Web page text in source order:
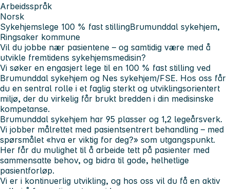
Arbeidsspråk
Norsk
Sykehjemslege 100 % fast stillingBrumunddal sykehjem,
Ringsaker kommune
Vil du jobbe nær pasientene – og samtidig være med å
utvikle fremtidens sykehjemsmedisin?
Vi søker en engasjert lege til en 100 % fast stilling ved
Brumunddal sykehjem og Nes sykehjem/FSE. Hos oss får
du en sentral rolle i et faglig sterkt og utviklingsorientert
miljø, der du virkelig får brukt bredden i din medisinske
kompetanse.
Brumunddal sykehjem har 95 plasser og 1,2 legeårsverk.
Vi jobber målrettet med pasientsentrert behandling – med
spørsmålet «hva er viktig for deg?» som utgangspunkt.
Her får du mulighet til å arbeide tett på pasienter med
sammensatte behov, og bidra til gode, helhetlige
pasientforløp.
Vi er i kontinuerlig utvikling, og hos oss vil du få en aktiv